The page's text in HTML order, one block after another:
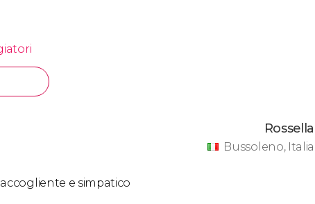
Rossella
Bussoleno, Italia
e simpatico